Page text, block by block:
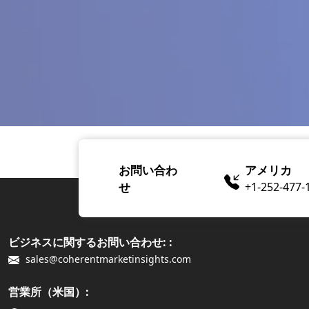
お問い合わ
せ
アメリカ
+1-252-477-
ビジネスに関するお問い合わせ: :
sales@coherentmarketinsights.com
営業所（米国）: